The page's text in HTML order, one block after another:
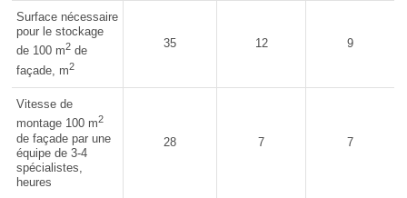
Surface nécessaire
pour le stockage
de 100 m2 de
façade, m2
35 12 9
Vitesse de
montage 100 m2
de façade par une
équipe de 3-4
spécialistes,
heures
28 7 7